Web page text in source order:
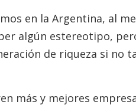
en la Argentina, al
algún estereotipo,
de riqueza si no
más y mejores